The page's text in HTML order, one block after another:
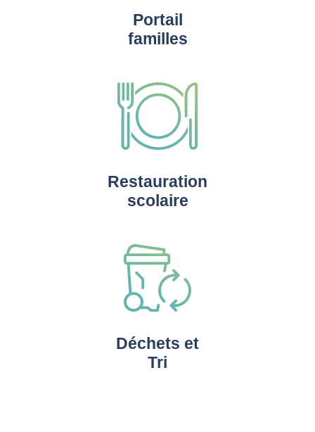
Portail
familles
Restauration
scolaire
Déchets et
Tri